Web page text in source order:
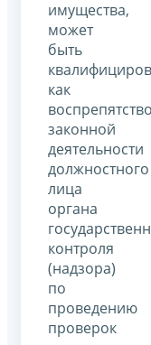
имущества,
может
быть
как
законной
деятельности
должностного
лица
органа
контроля
(надзора)
по
проведению
проверок